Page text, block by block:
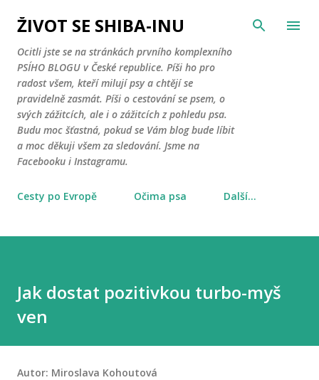
Přeskočit na hlavní obsah
ŽIVOT SE SHIBA-INU
Ocitli jste se na stránkách prvního komplexního
PSÍHO BLOGU v České republice. Píši ho pro
radost všem, kteří milují psy a chtějí se
pravidelně zasmát. Píši o cestování se psem, o
svých zážitcích, ale i o zážitcích z pohledu psa.
Budu moc šťastná, pokud se Vám blog bude líbit
a moc děkuji všem za sledování. Jsme na
Facebooku i Instagramu.
Cesty po Evropě Očima psa Další…
Jak dostat pozitivkou turbo-myš
ven
Autor: Miroslava Kohoutová